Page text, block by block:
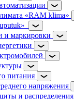
«RAM klima»
и маркировки
питания
напряжения
и распределения